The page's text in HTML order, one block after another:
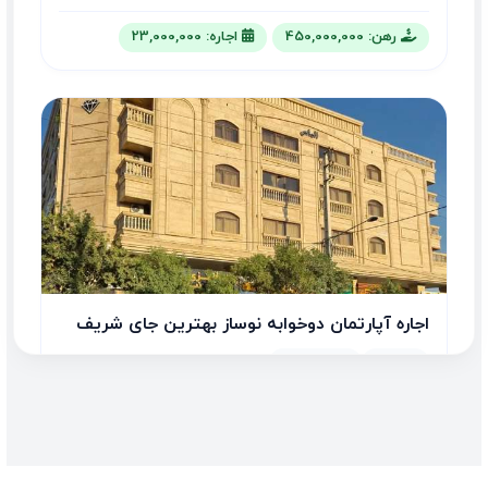
رهن: 450,000,000 اجاره: 23,000,000
اجاره آپارتمان دوخوابه نوساز بهترین جای شریف